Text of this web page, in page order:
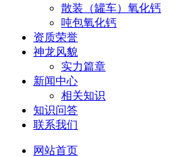
散装（罐车）氧化钙
吨包氧化钙
资质荣誉
神龙风貌
实力篇章
新闻中心
相关知识
知识问答
联系我们
网站首页